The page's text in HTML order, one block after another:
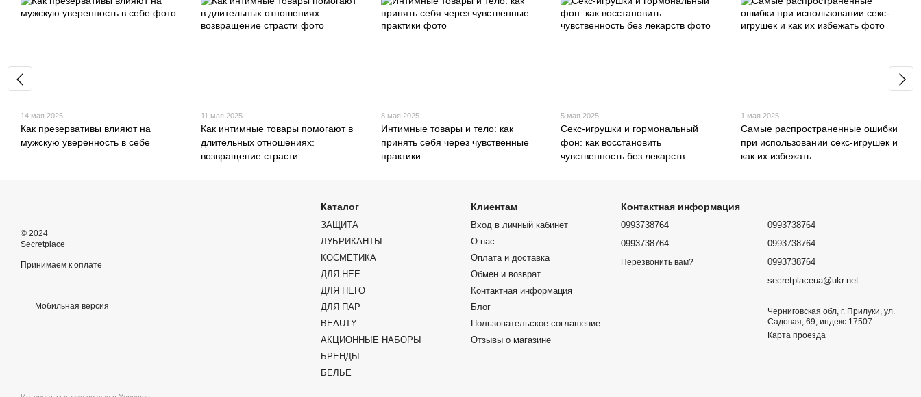
14 мая 2025
Как презервативы влияют на
мужскую уверенность в себе
11 мая 2025
Как интимные товары помогают в
длительных отношениях:
возвращение страсти
8 мая 2025
Интимные товары и тело: как
принять себя через чувственные
практики
5 мая 2025
Секс-игрушки и гормональный
фон: как восстановить
чувственность без лекарств
1 мая 2025
Самые распространенные ошибки
при использовании секс-игрушек и
как их избежать
© 2024
Secretplace
Принимаем к оплате
Мобильная версия
Каталог
ЗАЩИТА
ЛУБРИКАНТЫ
КОСМЕТИКА
ДЛЯ НЕЕ
ДЛЯ НЕГО
ДЛЯ ПАР
BEAUTY
АКЦИОННЫЕ НАБОРЫ
БРЕНДЫ
БЕЛЬЕ
Клиентам
Вход в личный кабинет
О нас
Оплата и доставка
Обмен и возврат
Контактная информация
Блог
Пользовательское соглашение
Отзывы о магазине
Контактная информация
0993738764
0993738764
Перезвонить вам?
0993738764
0993738764
0993738764
secretplaceua@ukr.net
Черниговская обл, г. Прилуки, ул.
Садовая, 69, индекс 17507
Карта проезда